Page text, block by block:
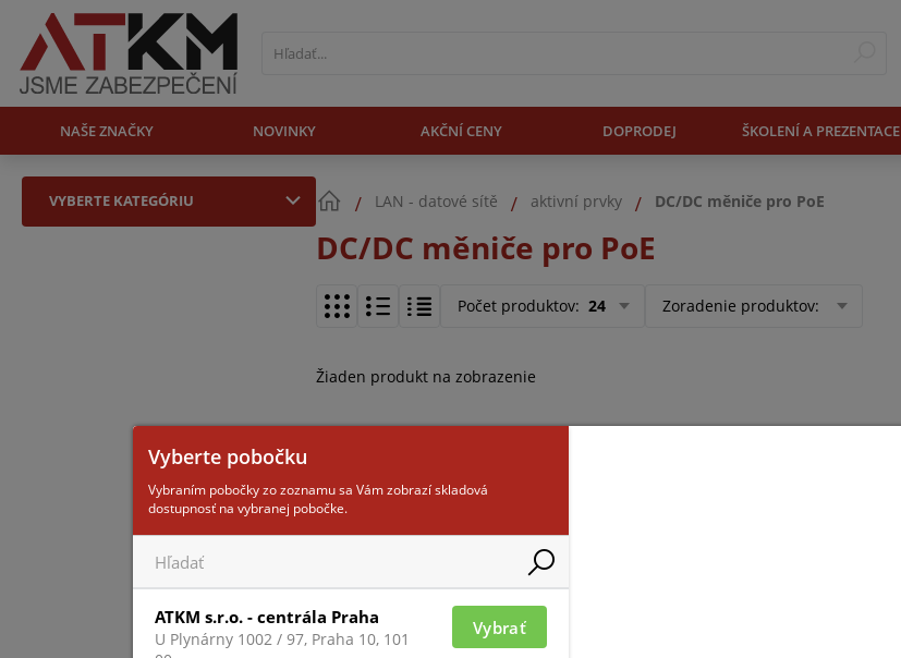
NAŠE ZNAČKY NOVINKY AKČNÍ CENY DOPRODEJ ŠKOLENÍ A PREZENTACE
VYBERTE KATEGÓRIU LAN - datové sítě aktivní prvky DC/DC měniče pro PoE
DC/DC měniče pro PoE
Počet produktov: 24 Zoradenie produktov:
Žiaden produkt na zobrazenie
Vyberte pobočku
Vybraním pobočky zo zoznamu sa Vám zobrazí skladová
dostupnosť na vybranej pobočke.
ATKM s.r.o. - centrála Praha
U Plynárny 1002 / 97, Praha 10, 101
Vybrať